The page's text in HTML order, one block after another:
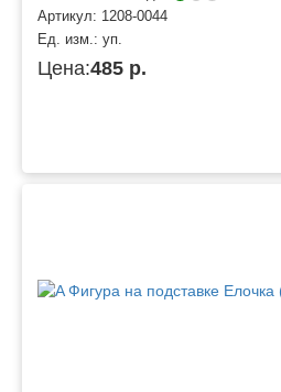
Артикул: 1208-0044
Ед. изм.: уп.
Цена:485 р.